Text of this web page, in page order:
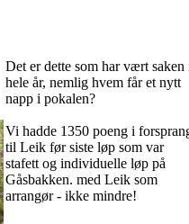
Det er dette som har vært saken
hele år, nemlig hvem får et nytt
napp i pokalen?
Vi hadde 1350 poeng i
til Leik før siste løp som var
stafett og individuelle løp på
Gåsbakken. med Leik som
arrangør - ikke mindre!